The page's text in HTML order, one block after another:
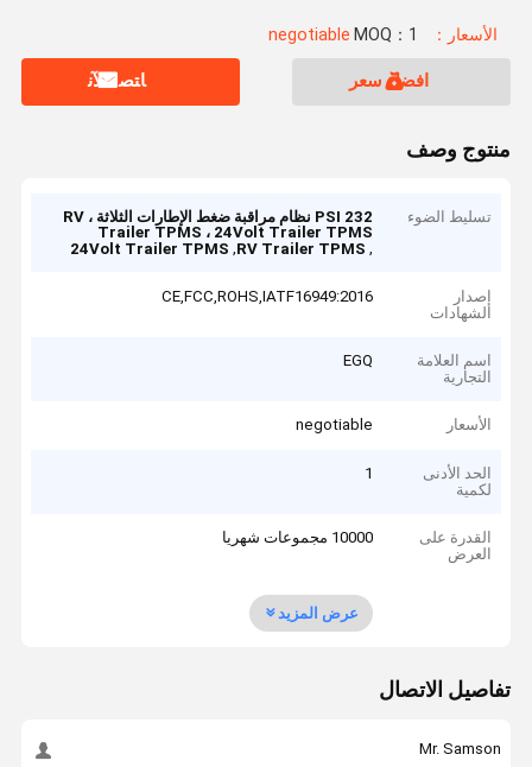
الأسعار：negotiable MOQ：1
افضل سعر ﺎﺘﺼﻟ ﺍﻶﻧ
منتوج وصف
تسليط الضوء
232 PSI نظام مراقبة ضغط الإطارات الثلاثة ، RV
Trailer TPMS ، 24Volt Trailer TPMS
,
RV Trailer TPMS
,
24Volt Trailer TPMS
إصدار
الشهادات
CE,FCC,ROHS,IATF16949:2016
اسم العلامة
التجارية
EGQ
الأسعار negotiable
الحد الأدنى
لكمية
1
القدرة على
العرض
10000 مجموعات شهريا
عرض المزيد
تفاصيل الاتصال
Mr. Samson